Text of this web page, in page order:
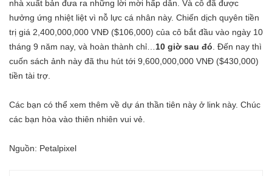
nhà xuất bản đưa ra những lời mời hấp dẫn. Và cô đã được
hưởng ứng nhiệt liệt vì nỗ lực cá nhân này. Chiến dịch quyên tiền
trị giá 2,400,000,000 VNĐ ($106,000) của cô bắt đầu vào ngày 10
tháng 9 năm nay, và hoàn thành chỉ… 10 giờ sau đó . Đến nay thì
cuốn sách ảnh này đã thu hút tới 9,600,000,000 VNĐ ($430,000)
tiền tài trợ.
Các bạn có thể xem thêm về dự án thần tiên này ở link này. Chúc
các bạn hòa vào thiên nhiên vui vẻ.
Nguồn: Petalpixel